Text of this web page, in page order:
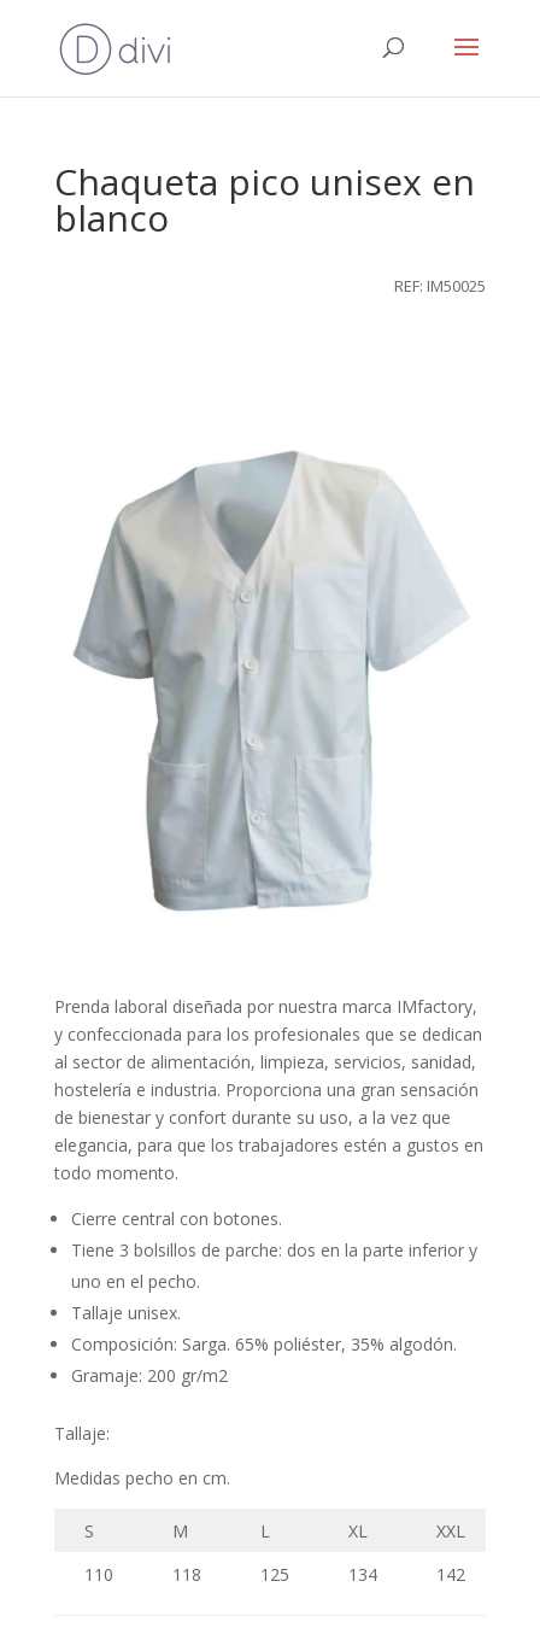
Chaqueta pico unisex en
blanco
REF: IM50025
Prenda laboral diseñada por nuestra marca IMfactory,
y confeccionada para los profesionales que se dedican
al sector de alimentación, limpieza, servicios, sanidad,
hostelería e industria. Proporciona una gran sensación
de bienestar y confort durante su uso, a la vez que
elegancia, para que los trabajadores estén a gustos en
todo momento.
Cierre central con botones.
Tiene 3 bolsillos de parche: dos en la parte inferior y
uno en el pecho.
Tallaje unisex.
Composición: Sarga. 65% poliéster, 35% algodón.
Gramaje: 200 gr/m2
Tallaje:
Medidas pecho en cm.
S M L XL
XXL
110
118 125 134 142